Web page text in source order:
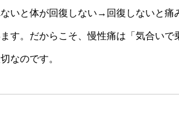
いと体が回復しない→回復しないと痛
。だからこそ、慢性痛は「気合いで
なのです。